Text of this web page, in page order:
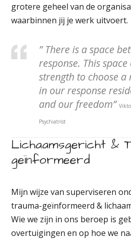
grotere geheel van de
waarbinnen jij je werk uitvoert.
” There is a space
response. This
strength to choose a
in our response
and our freedom”
Psychiatrist
Lichaamsgericht &
geïnformeerd
Mijn wijze van superviseren
trauma-geïnformeerd &
Wie we zijn in ons beroep is
overtuigingen en op hoe we